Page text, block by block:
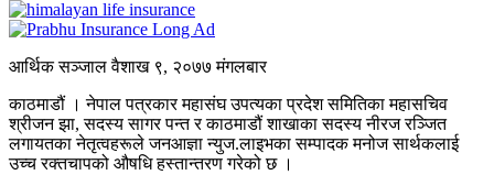
आर्थिक सञ्जाल वैशाख ९, २०७७ मंगलबार
काठमाडौं । नेपाल पत्रकार महासंघ उपत्यका प्रदेश समितिका महासचिव
श्रीजन झा, सदस्य सागर पन्त र काठमाडौं शाखाका सदस्य नीरज रञ्जित
लगायतका नेतृत्वहरूले जनआज्ञा न्युज.लाइभका सम्पादक मनोज सार्थकलाई
उच्च रक्तचापको औषधि हस्तान्तरण गरेको छ ।